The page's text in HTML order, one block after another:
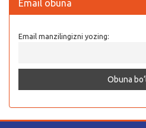
Email obuna
Email manzilingizni yozing: